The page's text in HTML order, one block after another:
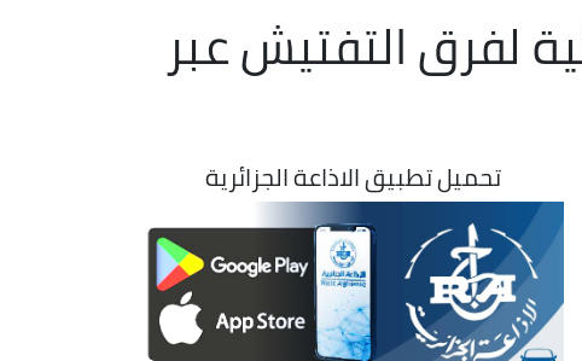
الميدانية لفرق التفتيش عبر
تحميل تطبيق الاذاعة الجزائرية